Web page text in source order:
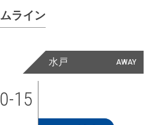
ライン
AWAY
水戸
15